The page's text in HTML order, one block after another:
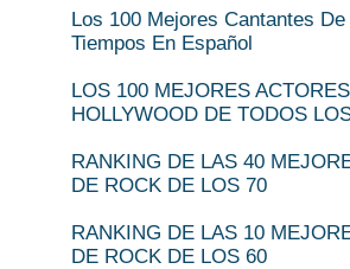
Los 100 Mejores Cantantes De
Tiempos En Español
LOS 100 MEJORES
HOLLYWOOD DE TODOS
RANKING DE LAS 40
DE ROCK DE LOS 70
RANKING DE LAS 10
DE ROCK DE LOS 60